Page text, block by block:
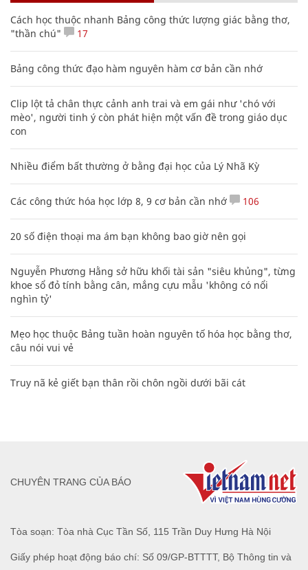
Cách học thuộc nhanh Bảng công thức lượng giác bằng thơ,
"thần chú"
17
Bảng công thức đạo hàm nguyên hàm cơ bản cần nhớ
Clip lột tả chân thực cảnh anh trai và em gái như 'chó với
mèo', người tinh ý còn phát hiện một vấn đề trong giáo dục
con
Nhiều điểm bất thường ở bằng đại học của Lý Nhã Kỳ
Các công thức hóa học lớp 8, 9 cơ bản cần nhớ 106
20 số điện thoại ma ám bạn không bao giờ nên gọi
Nguyễn Phương Hằng sở hữu khối tài sản "siêu khủng", từng
khoe sổ đỏ tính bằng cân, mắng cựu mẫu 'không có nổi
nghìn tỷ'
Mẹo học thuộc Bảng tuần hoàn nguyên tố hóa học bằng thơ,
câu nói vui vẻ
Truy nã kẻ giết bạn thân rồi chôn ngồi dưới bãi cát
Tòa soạn: Tòa nhà Cục Tần Số, 115 Trần Duy Hưng Hà Nội
Giấy phép hoạt động báo chí: Số 09/GP-BTTTT, Bộ Thông tin và
CHUYÊN TRANG CỦA BÁO